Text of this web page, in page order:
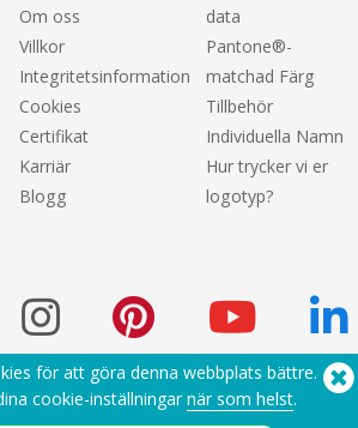
Om oss
Villkor
Integritetsinformation
Cookies
Certifikat
Karriär
Blogg
data
Pantone®-
matchad Färg
Tillbehör
Individuella Namn
Hur trycker vi er
logotyp?
Behöver du hjälp? Tel: (650) 938-3500 (US)
för att göra denna webbplats bättre.
cookie-inställningar när som helst.